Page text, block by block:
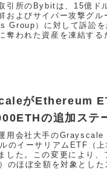
引所のBybitは、15億ド
およびサイバー攻撃グ
Group）に対して訴訟
奪われた資産を凍結する
がEthereum
の追加ステ
用会社大手のGrayscale
のイーサリアムETF（
した。この変更により
のほぼ全額を対象とし